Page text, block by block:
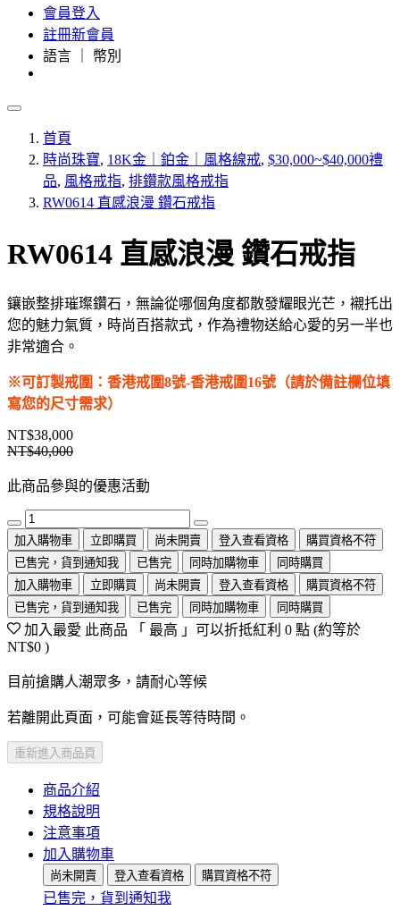
會員登入
註冊新會員
語言 ｜ 幣別
首頁
時尚珠寶, 18K金｜鉑金｜風格線戒, $30,000~$40,000禮
品, 風格戒指, 排鑽款風格戒指
RW0614 直感浪漫 鑽石戒指
RW0614 直感浪漫 鑽石戒指
鑲嵌整排璀璨鑽石，無論從哪個角度都散發耀眼光芒，襯托出
您的魅力氣質，時尚百搭款式，作為禮物送給心愛的另一半也
非常適合。
※可訂製戒圍：香港戒圍8號-香港戒圍16號（請於備註欄位填
寫您的尺寸需求）
NT$38,000
NT$40,000
此商品參與的優惠活動
加入購物車 立即購買 尚未開賣 登入查看資格
購買資格不符
已售完，貨到通知我
已售完 同時加購物車
同時購買
加入購物車
立即購買 尚未開賣 登入查看資格
購買資格不符
已售完，貨到通知我
已售完 同時加購物車 同時購買
加入最愛 此商品 「 最高 」可以折抵紅利 0 點 (約等於
NT$0 )
目前搶購人潮眾多，請耐心等候
若離開此頁面，可能會延長等待時間。
重新進入商品頁
商品介紹
規格說明
注意事項
加入購物車
尚未開賣 登入查看資格 購買資格不符
已售完，貨到通知我